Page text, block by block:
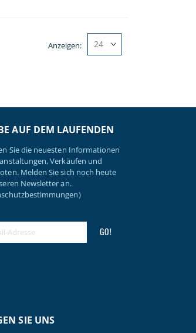
Anzeigen
AUF DEM LAUFENDEN
Sie die neuesten Informationen
Verkäufen und
Melden Sie sich noch heute
Newsletter an.
GO!
SIE UNS